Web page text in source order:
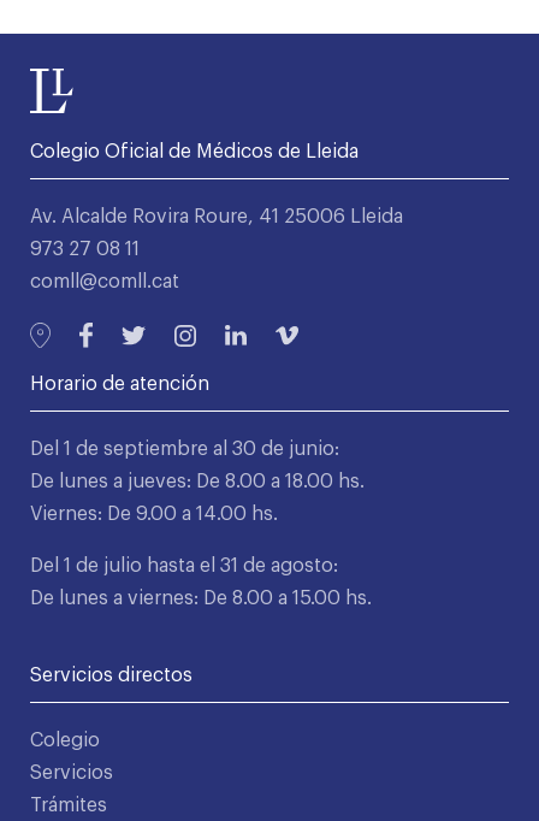
Colegio Oficial de Médicos de Lleida
Av. Alcalde Rovira Roure, 41 25006 Lleida
973 27 08 11
comll@comll.cat
Horario de atención
Del 1 de septiembre al 30 de junio:
De lunes a jueves: De 8.00 a 18.00 hs.
Viernes: De 9.00 a 14.00 hs.
Del 1 de julio hasta el 31 de agosto:
De lunes a viernes: De 8.00 a 15.00 hs.
Servicios directos
Colegio
Servicios
Trámites